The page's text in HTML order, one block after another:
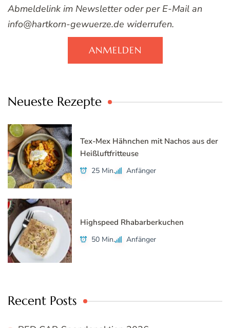
Abmeldelink im Newsletter oder per E-Mail an
info@hartkorn-gewuerze.de widerrufen.
ANMELDEN
Neueste Rezepte
Tex-Mex Hähnchen mit Nachos aus der
Heißluftfritteuse
25 Min. Anfänger
Highspeed Rhabarberkuchen
50 Min. Anfänger
Recent Posts